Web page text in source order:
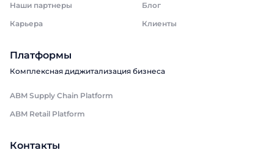
Наши партнеры
Блог
Карьера
Клиенты
Платформы
Комплексная диджитализация бизнеса
ABM Supply Chain Platform
ABM Retail Platform
Контакты